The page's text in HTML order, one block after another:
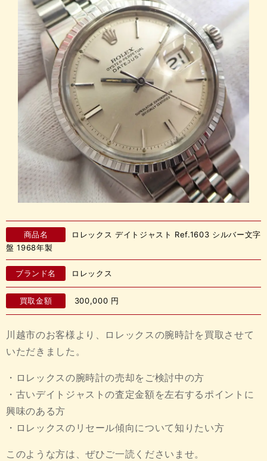
商品名
ロレックス デイトジャスト Ref.1603 シルバー文字
盤 1968年製
ブランド名 ロレックス
買取金額 300,000 円
川越市のお客様より、ロレックスの腕時計を買取させて
いただきました。
・ロレックスの腕時計の売却をご検討中の方
・古いデイトジャストの査定金額を左右するポイントに
興味のある方
・ロレックスのリセール傾向について知りたい方
このような方は、ぜひご一読くださいませ。